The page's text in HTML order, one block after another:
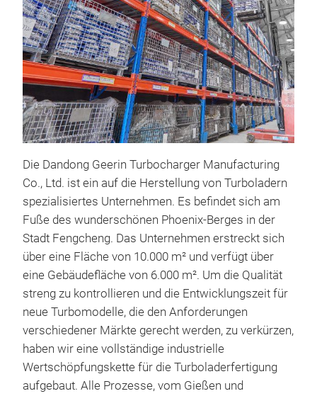
Die Dandong Geerin Turbocharger Manufacturing
Co., Ltd. ist ein auf die Herstellung von Turboladern
spezialisiertes Unternehmen. Es befindet sich am
Fuße des wunderschönen Phoenix-Berges in der
Stadt Fengcheng. Das Unternehmen erstreckt sich
über eine Fläche von 10.000 m² und verfügt über
eine Gebäudefläche von 6.000 m². Um die Qualität
streng zu kontrollieren und die Entwicklungszeit für
neue Turbomodelle, die den Anforderungen
verschiedener Märkte gerecht werden, zu verkürzen,
haben wir eine vollständige industrielle
Wertschöpfungskette für die Turboladerfertigung
aufgebaut. Alle Prozesse, vom Gießen und